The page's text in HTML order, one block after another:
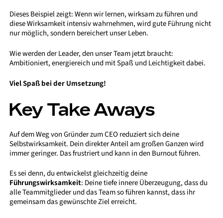
Dieses Beispiel zeigt: Wenn wir lernen, wirksam zu führen und
diese Wirksamkeit intensiv wahrnehmen, wird gute Führung nicht
nur möglich, sondern bereichert unser Leben.
Wie werden der Leader, den unser Team jetzt braucht:
Ambitioniert, energiereich und mit Spaß und Leichtigkeit dabei.
Viel Spaß bei der Umsetzung!
Key Take Aways
Auf dem Weg von Gründer zum CEO reduziert sich deine
Selbstwirksamkeit. Dein direkter Anteil am großen Ganzen wird
immer geringer. Das frustriert und kann in den Burnout führen.
Es sei denn, du entwickelst gleichzeitig deine
Führungswirksamkeit: Deine tiefe innere Überzeugung, dass du
alle Teammitglieder und das Team so führen kannst, dass ihr
gemeinsam das gewünschte Ziel erreicht.